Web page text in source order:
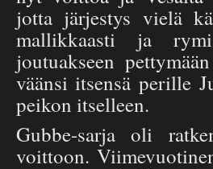
jotta järjestys vielä
mallikkaasti ja
joutuakseen
väänsi itsensä perille
peikon itselleen.
Gubbe-sarja oli
voittoon.